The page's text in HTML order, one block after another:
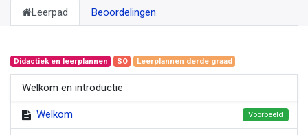
Leerpad Beoordelingen
Didactiek en leerplannen SO Leerplannen derde graad
Welkom en introductie
Welkom Voorbeeld